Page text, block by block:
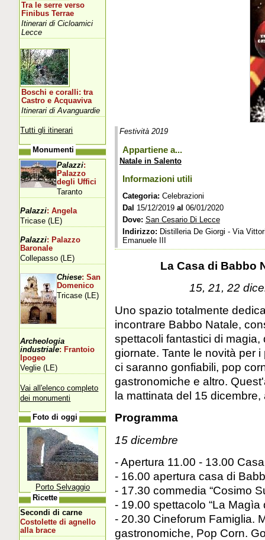
Festività 2019
Appartiene a...
Natale in Salento
Informazioni utili
Categoria: Celebrazioni
Dal 15/12/2019 al 06/01/2020
Dove: San Cesario Di Lecce
Indirizzo: Distilleria De Giorgi - Via
Emanuele III
La Casa di Babbo
15, 21, 22
Uno spazio totalmente
incontrare Babbo Natale,
spettacoli fantastici di
giornate. Tante le novità per
ci saranno gonfiabili, pop
gastronomiche e altro.
la mattinata del 15
Programma
15 dicembre
- Apertura 11.00 - 13.00
- 16.00 apertura casa di
- 17.30 commedia “Cosimo
- 19.00 spettacolo “La Magìa
- 20.30 Cineforum Famiglia.
gastronomiche, Pop Corn.
Tra le serre verso
Finibus Terrae
Itinerari di Cicloamici
Lecce
Boschi e coralli: tra
Castro e Acquaviva
Itinerari di Avanguardie
Tutti gli itinerari
Monumenti
Palazzi:
Palazzo
degli Uffici
Taranto
Palazzi: Angela
Tricase (LE)
Palazzi: Palazzo
Baronale
Collepasso (LE)
Chiese: San
Domenico
Tricase (LE)
Archeologia
industriale: Frantoio
Ipogeo
Veglie (LE)
Vai all'elenco completo
dei monumenti
Foto di oggi
Porto Selvaggio
Ricette
Secondi di carne
Costolette di agnello
alla brace